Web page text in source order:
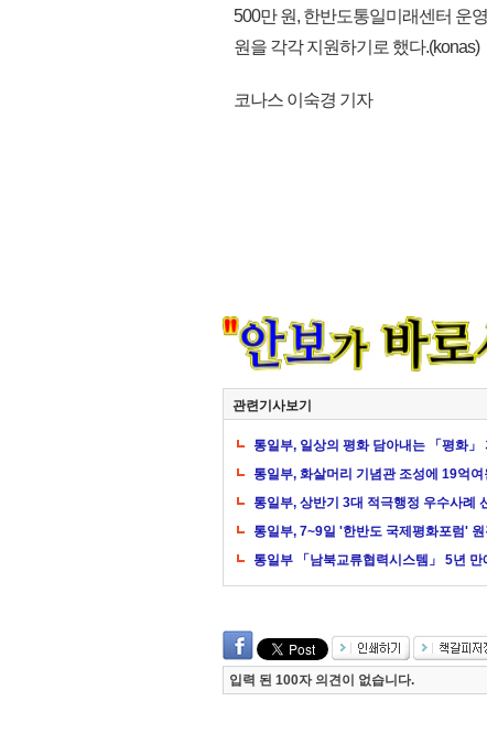
500만 원, 한반도통일미래센터 운
원을 각각 지원하기로 했다.(konas)
코나스 이숙경 기자
관련기사보기
통일부, 일상의 평화 담아내는 「평화」
통일부, 화살머리 기념관 조성에 19억
통일부, 상반기 3대 적극행정 우수사례
통일부, 7~9일 '한반도 국제평화포럼' 원
통일부 「남북교류협력시스템」 5년 만
입력 된 100자 의견이 없습니다.